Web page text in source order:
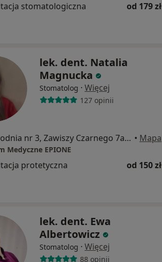
stomatologiczna od 179 zł
lek. dent. Natalia
Magnucka
Stomatolog · Więcej
127 opinii
Przychodnia nr 3, Zawiszy Czarnego 7a, Katowice, Katowice • Mapa
Medyczne EPIONE
protetyczna od 150 zł
lek. dent. Ewa
Albertowicz
Stomatolog · Więcej
88 opinii